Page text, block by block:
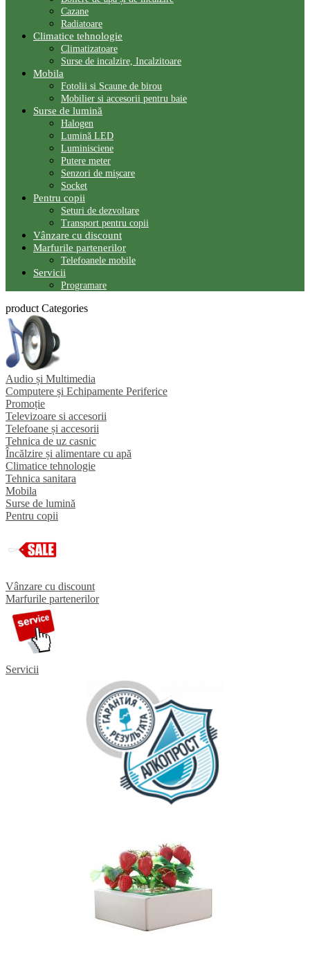
Cazane
Radiatoare
Climatice tehnologie
Climatizatoare
Surse de incalzire, Incalzitoare
Mobila
Fotolii si Scaune de birou
Mobilier si accesorii pentru baie
Surse de lumină
Halogen
Lumină LED
Luminisciene
Putere meter
Senzori de mișcare
Socket
Pentru copii
Seturi de dezvoltare
Transport pentru copii
Vânzare cu discount
Marfurile partenerilor
Telefoanele mobile
Servicii
Programare
product Categories
Audio și Multimedia
Computere și Echipamente Periferice
Promoție
Televizoare si accesorii
Telefoane și accesorii
Tehnica de uz casnic
Încălzire și alimentare cu apă
Climatice tehnologie
Tehnica sanitara
Mobila
Surse de lumină
Pentru copii
Vânzare cu discount
Marfurile partenerilor
Servicii